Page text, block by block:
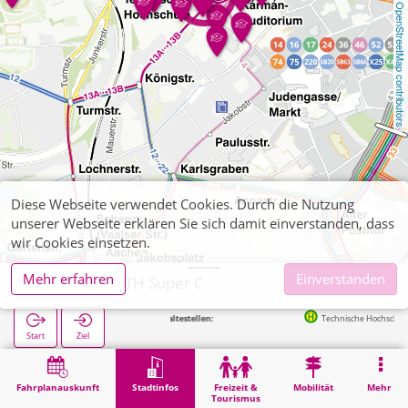
OpenStreetMap contributors
Fahrplanauskunft Stadtinfos
Freizeit &
Tourismus
Mobilität Mehr
Aachen, RWTH Super C
Start Ziel
Nächste Haltestellen: Technische Hochschule in 98m
Stadtinfos Hochschul-Institute Aachen, RWTH Super C
Diese Webseite verwendet Cookies. Durch die Nutzung
unserer Webseite erklären Sie sich damit einverstanden, dass
wir Cookies einsetzen.
Mehr erfahren
Einverstanden